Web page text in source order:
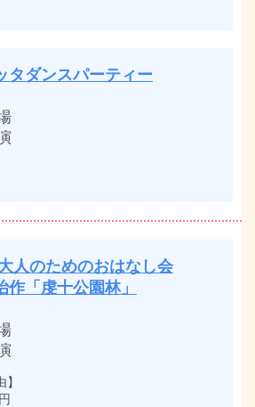
タダンスパーティー
人のためのおはなし会
作「虔十公園林」
】